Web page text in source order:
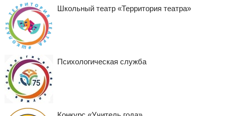
Школьный театр «Территория театра»
Психологическая служба